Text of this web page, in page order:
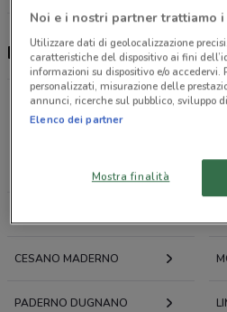
Lillo Barber Shop, offerte
Offerte volantini e cataloghi
CESANO MADERNO
PADERNO DUGNANO
Noi e i nostri partner trattiamo
Utilizzare dati di geolocalizzazione
caratteristiche del dispositivo ai fini
informazioni su dispositivo e/o
personalizzati, misurazione delle
annunci, ricerche sul pubblico, sviluppo
Elenco dei partner
Mostra finalità